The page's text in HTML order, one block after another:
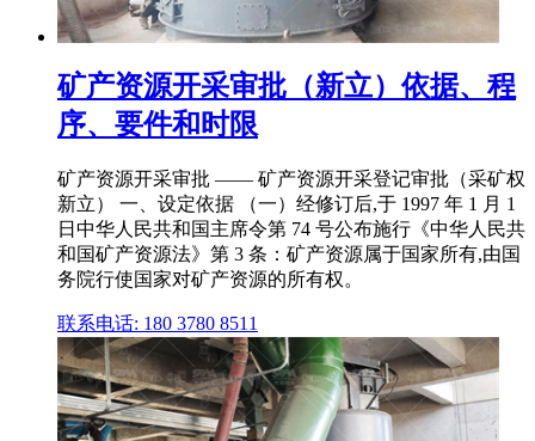
矿产资源开采审批（新立）依据、程
序、要件和时限
矿产资源开采审批 —— 矿产资源开采登记审批（采矿权
新立） 一、设定依据 （一）经修订后,于 1997 年 1 月 1
日中华人民共和国主席令第 74 号公布施行《中华人民共
和国矿产资源法》第 3 条：矿产资源属于国家所有,由国
务院行使国家对矿产资源的所有权。
联系电话: 180 3780 8511